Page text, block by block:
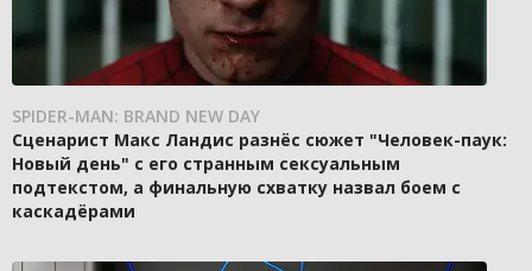
SPIDER-MAN: BRAND NEW DAY
Сценарист Макс Ландис разнёс сюжет "Человек-паук:
Новый день" с его странным сексуальным
подтекстом, а финальную схватку назвал боем с
каскадёрами